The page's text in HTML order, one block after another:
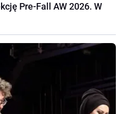
Pre-Fall AW 2026. W